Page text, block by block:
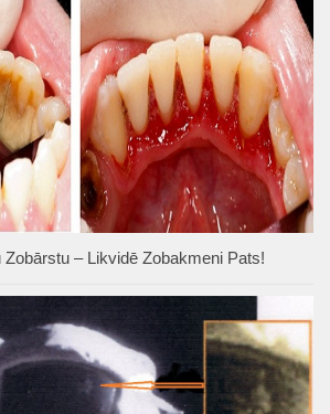
– Likvidē Zobakmeni Pats!